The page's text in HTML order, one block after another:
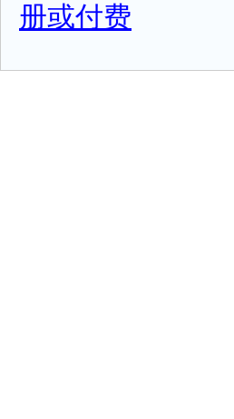
册或付费